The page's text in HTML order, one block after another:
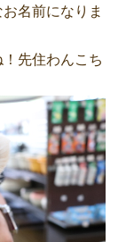
名前になりま
先住わんこち